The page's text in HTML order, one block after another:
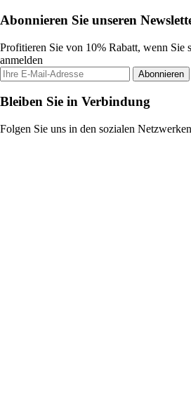
Abonnieren Sie unseren
Profitieren Sie von 10% Rabatt, wenn Sie
anmelden
Abonnieren
Bleiben Sie in Verbindung
Folgen Sie uns in den sozialen Netzwerken